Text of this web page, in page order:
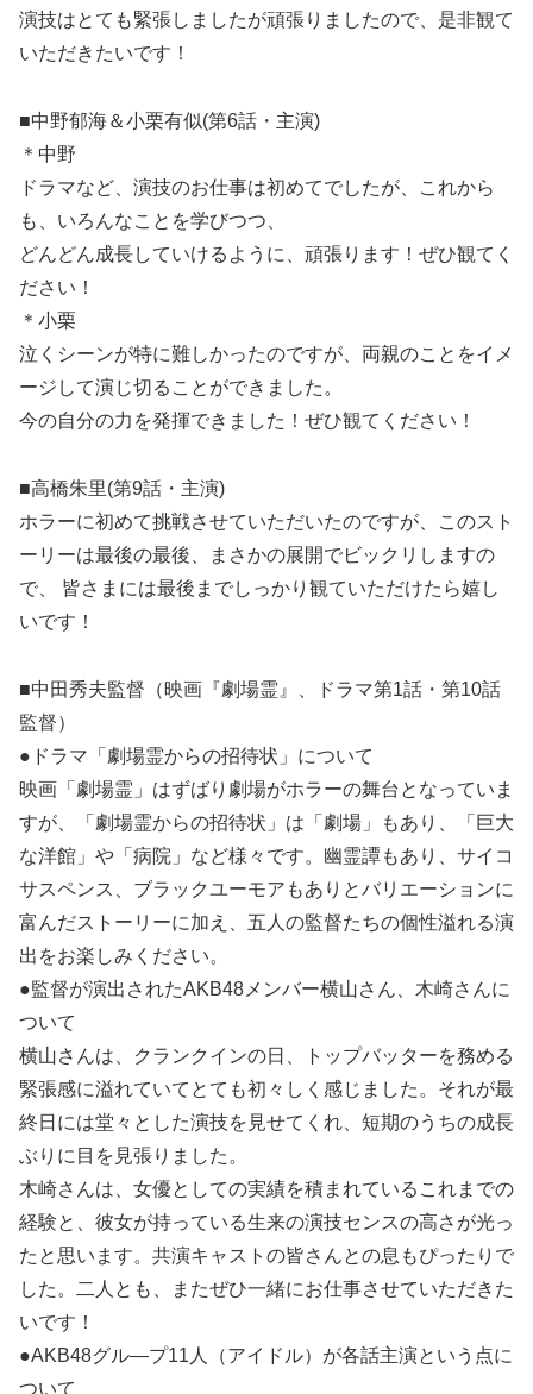
演技はとても緊張しましたが頑張りましたので、是非観て
いただきたいです！
■中野郁海＆小栗有似(第6話・主演)
＊中野
ドラマなど、演技のお仕事は初めてでしたが、これから
も、いろんなことを学びつつ、
どんどん成長していけるように、頑張ります！ぜひ観てく
ださい！
＊小栗
泣くシーンが特に難しかったのですが、両親のことをイメ
ージして演じ切ることができました。
今の自分の力を発揮できました！ぜひ観てください！
■高橋朱里(第9話・主演)
ホラーに初めて挑戦させていただいたのですが、このスト
ーリーは最後の最後、まさかの展開でビックリしますの
で、 皆さまには最後までしっかり観ていただけたら嬉し
いです！
■中田秀夫監督（映画『劇場霊』、ドラマ第1話・第10話
監督）
●ドラマ「劇場霊からの招待状」について
映画「劇場霊」はずばり劇場がホラーの舞台となっていま
すが、「劇場霊からの招待状」は「劇場」もあり、「巨大
な洋館」や「病院」など様々です。幽霊譚もあり、サイコ
サスペンス、ブラックユーモアもありとバリエーションに
富んだストーリーに加え、五人の監督たちの個性溢れる演
出をお楽しみください。
●監督が演出されたAKB48メンバー横山さん、木崎さんに
ついて
横山さんは、クランクインの日、トップバッターを務める
緊張感に溢れていてとても初々しく感じました。それが最
終日には堂々とした演技を見せてくれ、短期のうちの成長
ぶりに目を見張りました。
木崎さんは、女優としての実績を積まれているこれまでの
経験と、彼女が持っている生来の演技センスの高さが光っ
たと思います。共演キャストの皆さんとの息もぴったりで
した。二人とも、またぜひ一緒にお仕事させていただきた
いです！
●AKB48グル―プ11人（アイドル）が各話主演という点に
ついて